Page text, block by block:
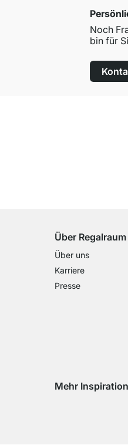
Noch
bin für
Über Regalraum
Über uns
Karriere
Presse
Mehr Inspiration